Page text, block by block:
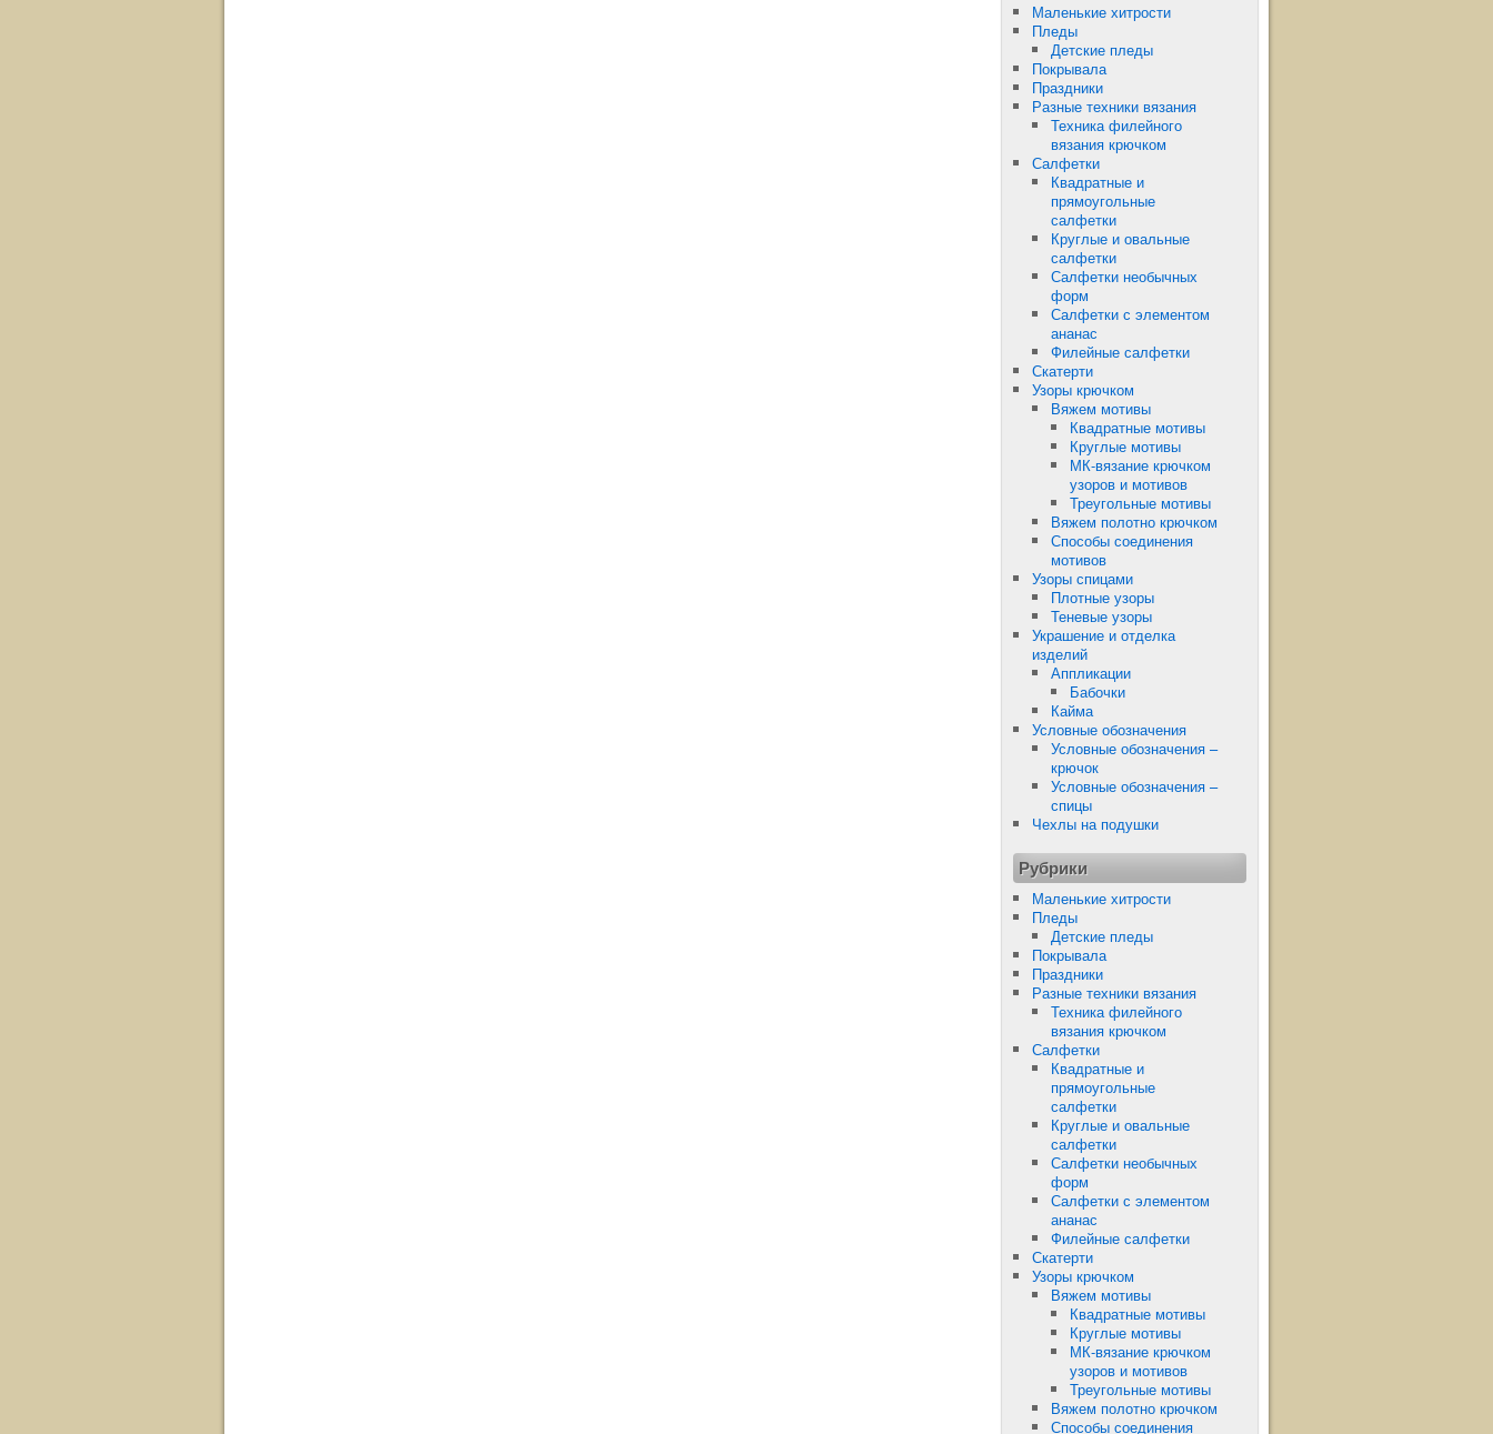
Маленькие хитрости
Пледы
Детские пледы
Покрывала
Праздники
Разные техники вязания
Техника филейного
вязания крючком
Салфетки
Квадратные и
прямоугольные
салфетки
Круглые и овальные
салфетки
Салфетки необычных
форм
Салфетки с элементом
ананас
Филейные салфетки
Скатерти
Узоры крючком
Вяжем мотивы
Квадратные мотивы
Круглые мотивы
МК-вязание крючком
узоров и мотивов
Треугольные мотивы
Вяжем полотно крючком
Способы соединения
мотивов
Узоры спицами
Плотные узоры
Теневые узоры
Украшение и отделка
изделий
Аппликации
Бабочки
Кайма
Условные обозначения
Условные обозначения –
крючок
Условные обозначения –
спицы
Чехлы на подушки
Рубрики
Маленькие хитрости
Пледы
Детские пледы
Покрывала
Праздники
Разные техники вязания
Техника филейного
вязания крючком
Салфетки
Квадратные и
прямоугольные
салфетки
Круглые и овальные
салфетки
Салфетки необычных
форм
Салфетки с элементом
ананас
Филейные салфетки
Скатерти
Узоры крючком
Вяжем мотивы
Квадратные мотивы
Круглые мотивы
МК-вязание крючком
узоров и мотивов
Треугольные мотивы
Вяжем полотно крючком
Способы соединения